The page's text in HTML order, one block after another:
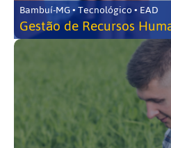
Bambuí-MG • Tecnológico • EAD
Gestão de Recursos